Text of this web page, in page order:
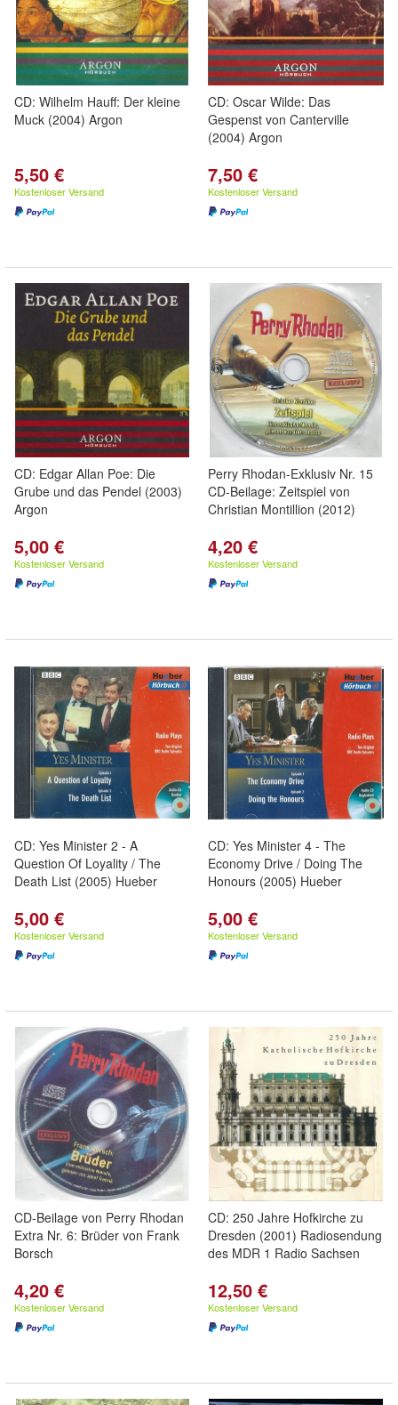
CD: Wilhelm Hauff: Der kleine
Muck (2004) Argon
5,50 €
Kostenloser Versand
CD: Oscar Wilde: Das
Gespenst von Canterville
(2004) Argon
7,50 €
Kostenloser Versand
CD: Edgar Allan Poe: Die
Grube und das Pendel (2003)
Argon
5,00 €
Kostenloser Versand
Perry Rhodan-Exklusiv Nr. 15
CD-Beilage: Zeitspiel von
Christian Montillion (2012)
4,20 €
Kostenloser Versand
CD: Yes Minister 2 - A
Question Of Loyality / The
Death List (2005) Hueber
5,00 €
Kostenloser Versand
CD: Yes Minister 4 - The
Economy Drive / Doing The
Honours (2005) Hueber
5,00 €
Kostenloser Versand
CD-Beilage von Perry Rhodan
Extra Nr. 6: Brüder von Frank
Borsch
4,20 €
Kostenloser Versand
CD: 250 Jahre Hofkirche zu
Dresden (2001) Radiosendung
des MDR 1 Radio Sachsen
12,50 €
Kostenloser Versand